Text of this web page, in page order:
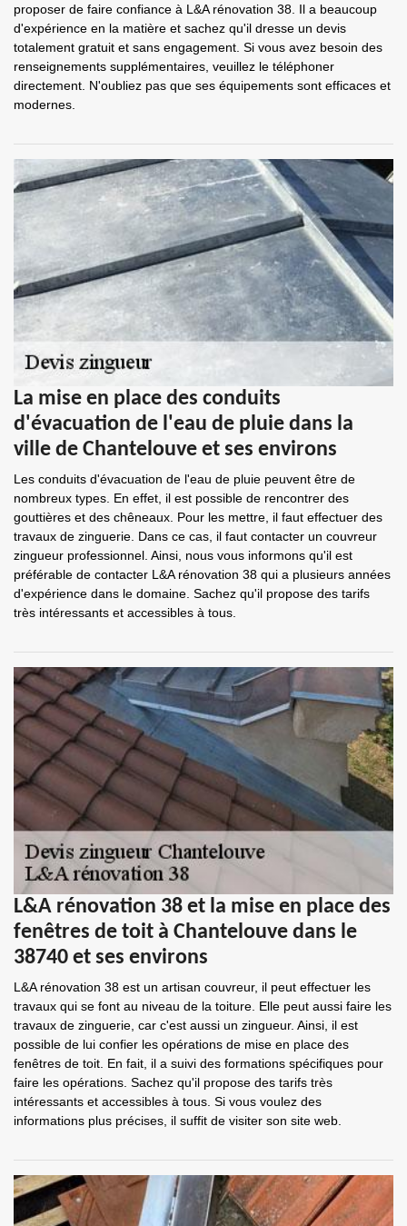
proposer de faire confiance à L&A rénovation 38. Il a beaucoup
d'expérience en la matière et sachez qu'il dresse un devis
totalement gratuit et sans engagement. Si vous avez besoin des
renseignements supplémentaires, veuillez le téléphoner
directement. N'oubliez pas que ses équipements sont efficaces et
modernes.
La mise en place des conduits
d'évacuation de l'eau de pluie dans la
ville de Chantelouve et ses environs
Les conduits d'évacuation de l'eau de pluie peuvent être de
nombreux types. En effet, il est possible de rencontrer des
gouttières et des chêneaux. Pour les mettre, il faut effectuer des
travaux de zinguerie. Dans ce cas, il faut contacter un couvreur
zingueur professionnel. Ainsi, nous vous informons qu'il est
préférable de contacter L&A rénovation 38 qui a plusieurs années
d'expérience dans le domaine. Sachez qu'il propose des tarifs
très intéressants et accessibles à tous.
L&A rénovation 38 et la mise en place des
fenêtres de toit à Chantelouve dans le
38740 et ses environs
L&A rénovation 38 est un artisan couvreur, il peut effectuer les
travaux qui se font au niveau de la toiture. Elle peut aussi faire les
travaux de zinguerie, car c'est aussi un zingueur. Ainsi, il est
possible de lui confier les opérations de mise en place des
fenêtres de toit. En fait, il a suivi des formations spécifiques pour
faire les opérations. Sachez qu'il propose des tarifs très
intéressants et accessibles à tous. Si vous voulez des
informations plus précises, il suffit de visiter son site web.